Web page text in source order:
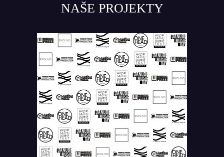
NAŠE PROJEKTY